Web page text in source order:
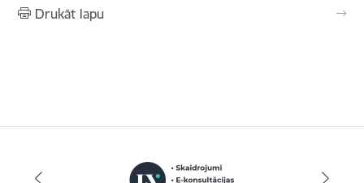
Drukāt lapu